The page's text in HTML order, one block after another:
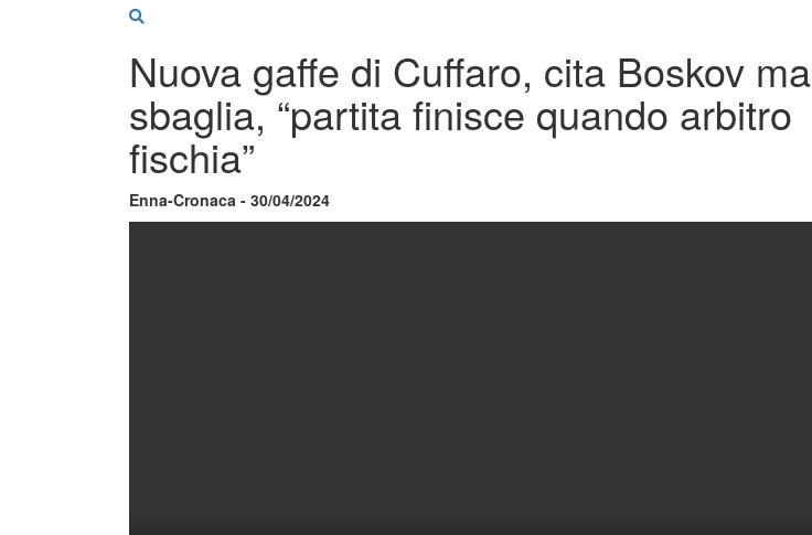
Nuova gaffe di Cuffaro, cita Boskov ma
sbaglia, “partita finisce quando arbitro
fischia”
Enna-Cronaca - 30/04/2024